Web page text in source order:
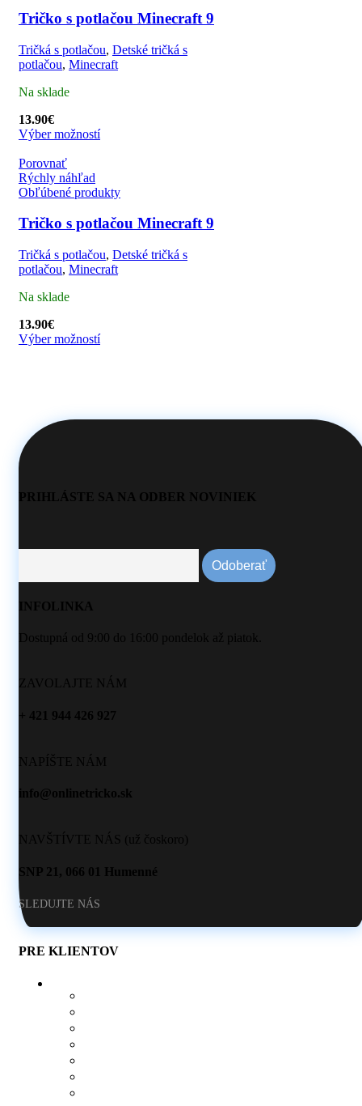
Tričko s potlačou Minecraft 9
Tričká s potlačou, Detské tričká s
potlačou, Minecraft
Na sklade
13.90€
Výber možností
Porovnať
Rýchly náhľad
Obľúbené produkty
Tričko s potlačou Minecraft 9
Tričká s potlačou, Detské tričká s
potlačou, Minecraft
Na sklade
13.90€
Výber možností
PRIHLÁSTE SA NA ODBER NOVINIEK
INFOLINKA
Dostupná od 9:00 do 16:00 pondelok až piatok.
ZAVOLAJTE NÁM
+ 421 944 426 927
NAPÍŠTE NÁM
info@onlinetricko.sk
NAVŠTÍVTE NÁS (už čoskoro)
SNP 21, 066 01 Humenné
SLEDUJTE NÁS
PRE KLIENTOV